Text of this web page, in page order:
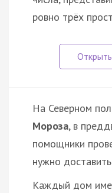
ровно трёх
На Северном
Мороза, в
помощники
нужно
Каждый дом